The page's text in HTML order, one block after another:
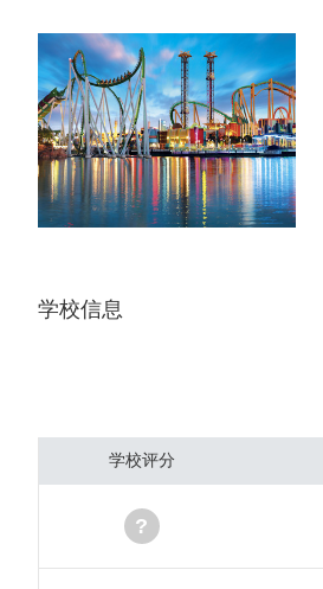
学校信息
学校评分
?